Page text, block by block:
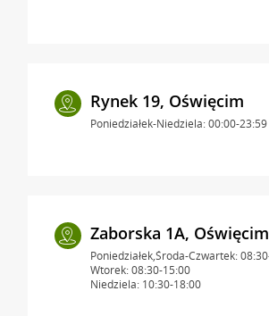
Rynek 19, Oświęcim
Poniedziałek-Niedziela: 00:00-23:59
Zaborska 1A, Oświęcim
Poniedziałek,Środa-Czwartek:
Wtorek: 08:30-15:00
Niedziela: 10:30-18:00